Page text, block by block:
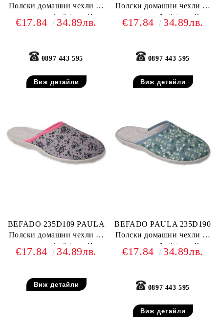
Полски домашни чехли от
текстил, Antistress-B
system
€17.84 34.89лв.
0897 443 595
Виж детайли
Полски домашни чехли от
текстил, Antistress-B
system
€17.84 34.89лв.
0897 443 595
Виж детайли
BEFADO 235D189 PAULA
Полски домашни чехли от
текстил, Antistress-B
system, Сиви
€17.84 34.89лв.
Виж детайли
BEFADO PAULA 235D190
Полски домашни чехли от
текстил, Antistress-B
system, Резедави
€17.84 34.89лв.
0897 443 595
Виж детайли